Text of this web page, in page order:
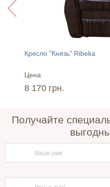
Кресло "Князь" Ribeka
Цена
8 170 грн.
Получайте